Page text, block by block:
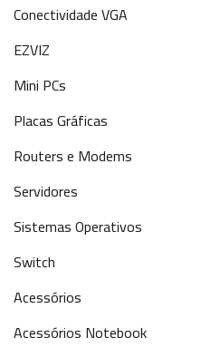
Conectividade VGA
EZVIZ
Mini PCs
Placas Gráficas
Routers e Modems
Servidores
Sistemas Operativos
Switch
Acessórios
Acessórios Notebook